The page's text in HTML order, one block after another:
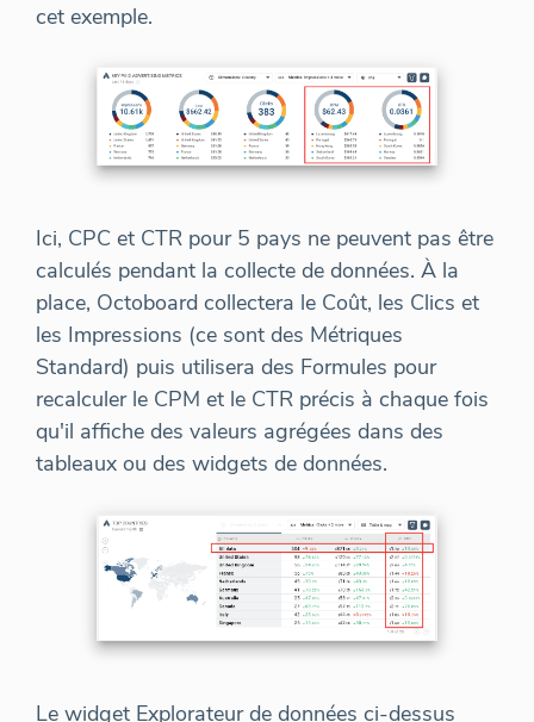
cet exemple.
Ici, CPC et CTR pour 5 pays ne peuvent pas être
calculés pendant la collecte de données. À la
place, Octoboard collectera le Coût, les Clics et
les Impressions (ce sont des Métriques
Standard) puis utilisera des Formules pour
recalculer le CPM et le CTR précis à chaque fois
qu'il affiche des valeurs agrégées dans des
tableaux ou des widgets de données.
Le widget Explorateur de données ci-dessus